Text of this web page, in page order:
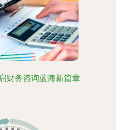
财务咨询蓝海新篇章